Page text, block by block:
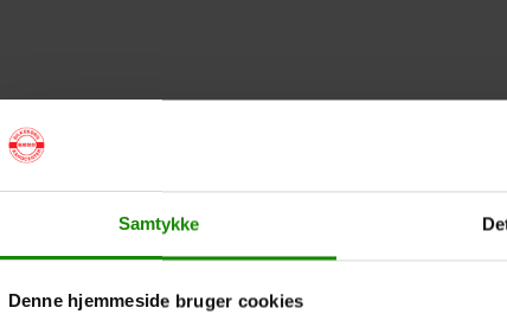
Samtykke
Denne hjemmeside bruger cookies